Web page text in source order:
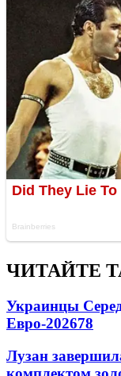
ЧИТАЙТЕ
Украинцы
Евро-202678
Лузан